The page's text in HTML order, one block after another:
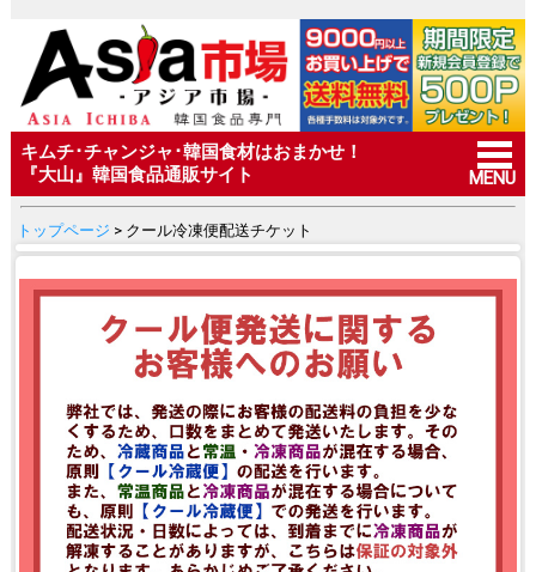
キムチ･チャンジャ･韓国食材はおまかせ！
『大山』韓国食品通販サイト
MENU
トップページ > クール冷凍便配送チケット